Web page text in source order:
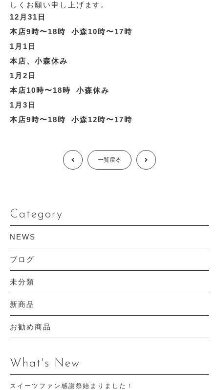
しくお願い申し上げます。
12月31日
本店9時〜18時 小森10時〜17時
1月1日
本店、小森休み
1月2日
本店10時〜18時 小森休み
1月3日
本店9時〜18時 小森12時〜17時
Prev 一覧戻る Next
Category
NEWS
ブログ
未分類
新商品
お勧め商品
What's New
スイーツファン感謝祭始まりました！